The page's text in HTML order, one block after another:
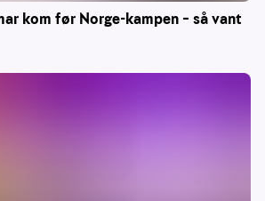
kom før Norge-kampen – så vant